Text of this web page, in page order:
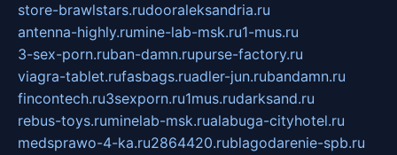
store-brawlstars.rudooraleksandria.ru
antenna-highly.rumine-lab-msk.ru1-mus.ru
3-sex-porn.ruban-damn.rupurse-factory.ru
viagra-tablet.rufasbags.ruadler-jun.rubandamn.ru
fincontech.ru3sexporn.ru1mus.rudarksand.ru
rebus-toys.ruminelab-msk.rualabuga-cityhotel.ru
medsprawo-4-ka.ru2864420.rublagodarenie-spb.ru